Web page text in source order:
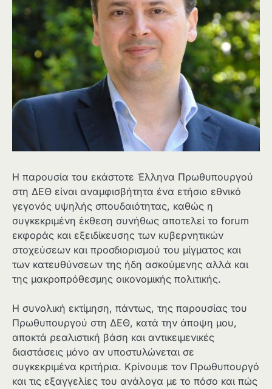
Η παρουσία του εκάστοτε Έλληνα Πρωθυπουργού
στη ΔΕΘ είναι αναμφισβήτητα ένα ετήσιο εθνικό
γεγονός υψηλής σπουδαιότητας, καθώς η
συγκεκριμένη έκθεση συνήθως αποτελεί το forum
εκφοράς και εξειδίκευσης των κυβερνητικών
στοχεύσεων και προσδιορισμού του μίγματος και
των κατευθύνσεων της ήδη ασκούμενης αλλά και
της μακροπρόθεσμης οικονομικής πολιτικής.
Η συνολική εκτίμηση, πάντως, της παρουσίας του
Πρωθυπουργού στη ΔΕΘ, κατά την άποψη μου,
αποκτά ρεαλιστική βάση και αντικειμενικές
διαστάσεις μόνο αν υποστυλώνεται σε
συγκεκριμένα κριτήρια. Κρίνουμε τον Πρωθυπουργό
και τις εξαγγελίες του ανάλογα με το πόσο και πώς